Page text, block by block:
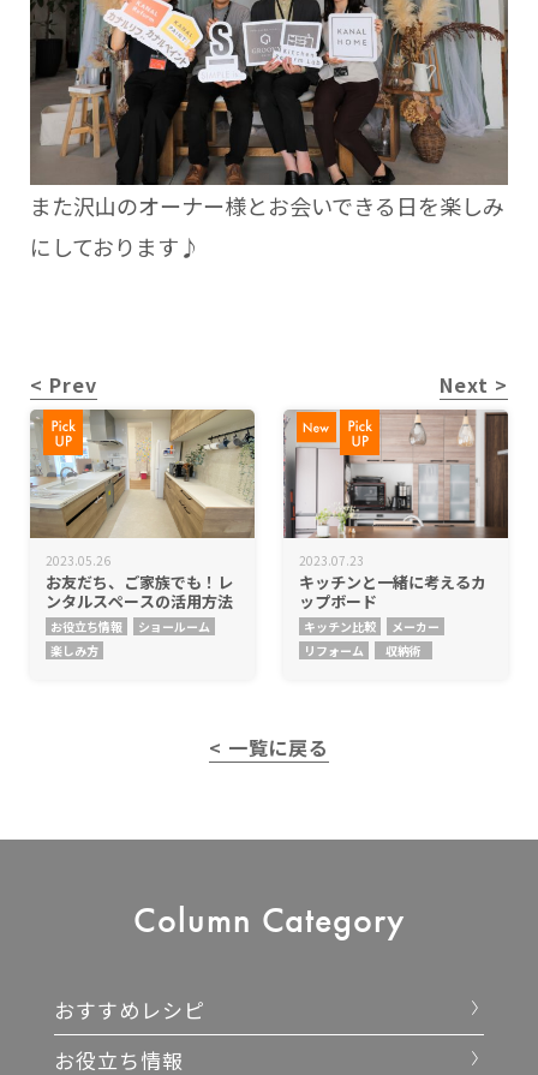
また沢山のオーナー様とお会いできる日を楽しみ
にしております♪
< Prev
2023.05.26
お友だち、ご家族でも！レ
ンタルスペースの活用方法
お役立ち情報
ショールーム
楽しみ方
Next >
2023.07.23
キッチンと一緒に考えるカ
ップボード
キッチン比較
メーカー
リフォーム
収納術
< 一覧に戻る
Column Category
おすすめレシピ
お役立ち情報